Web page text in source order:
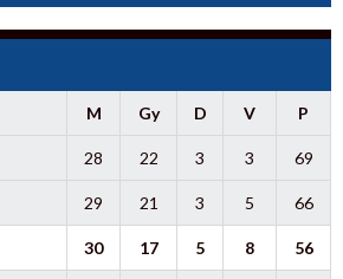
M Gy D V P
28 22 3 3 69
29 21 3 5 66
30 17 5 8 56